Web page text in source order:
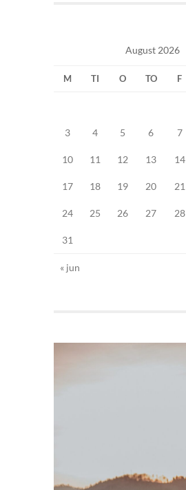
August 2026
M TI O TO F
3 4 5 6 7
10 11 12 13 14
17 18 19 20 21
24 25 26 27 28
31
« jun